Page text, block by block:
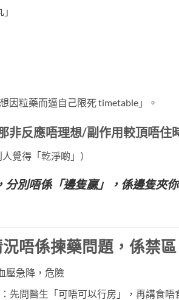
因粒藥而逼自己限死 timetable」。
非反應唔理想/副作用較頂唔住
覺得「乾淨啲」）
別唔係「邊隻贏」，係邊隻夾
唔係揀藥問題，係禁區
壓急降，危險
：先問醫生「可唔可以行房」，再講食唔